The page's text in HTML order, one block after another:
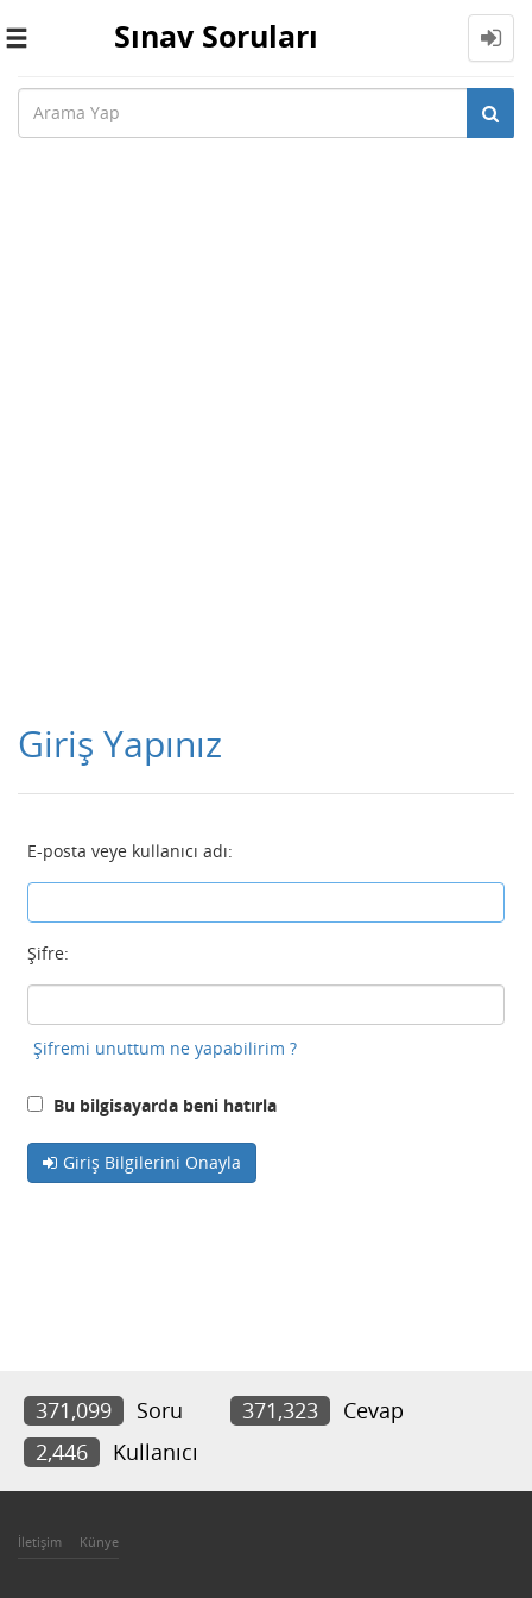
Toggle
Sınav Soruları
Giriş Yapınız
E-posta veye kullanıcı adı:
Şifre:
Şifremi unuttum ne yapabilirim ?
Bu bilgisayarda beni hatırla
Giriş Bilgilerini Onayla
371,099 Soru 371,323
Cevap
2,446
Kullanıcı
İletişim Künye